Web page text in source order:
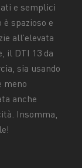
e semplici
spazioso e
all’elevata
il DTI 13 da
sia usando
meno
anche
Insomma,